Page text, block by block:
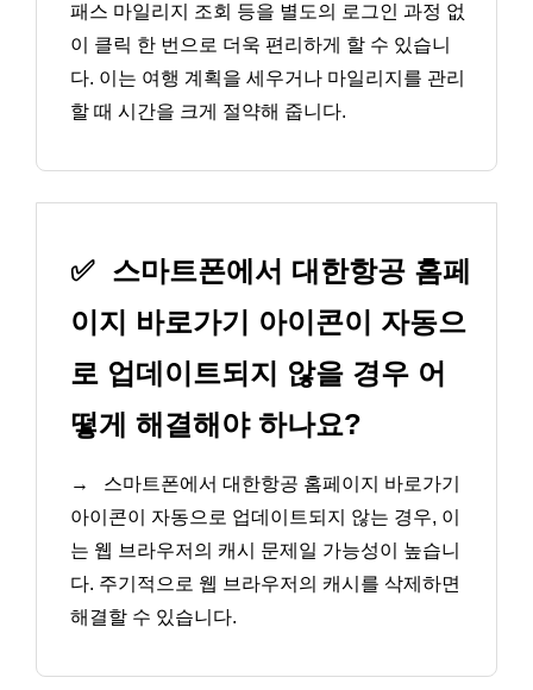
패스 마일리지 조회 등을 별도의 로그인 과정 없
이 클릭 한 번으로 더욱 편리하게 할 수 있습니
다. 이는 여행 계획을 세우거나 마일리지를 관리
할 때 시간을 크게 절약해 줍니다.
✅ 스마트폰에서 대한항공 홈페
이지 바로가기 아이콘이 자동으
로 업데이트되지 않을 경우 어
떻게 해결해야 하나요?
→
스마트폰에서 대한항공 홈페이지 바로가기
아이콘이 자동으로 업데이트되지 않는 경우, 이
는 웹 브라우저의 캐시 문제일 가능성이 높습니
다. 주기적으로 웹 브라우저의 캐시를 삭제하면
해결할 수 있습니다.